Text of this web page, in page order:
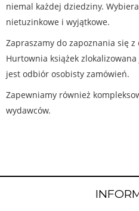
niemal każdej dziedziny.
nietuzinkowe i wyjątkowe.
Zapraszamy do zapoznania się
Hurtownia książek
jest odbiór osobisty zamówień.
Zapewniamy również
wydawców.